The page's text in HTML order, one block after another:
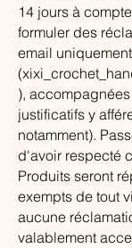
14 jours à
formuler des
email uniquement
(
),
justificatifs y
notamment).
d'avoir respecté
Produits seront
exempts de tout
aucune
valablement